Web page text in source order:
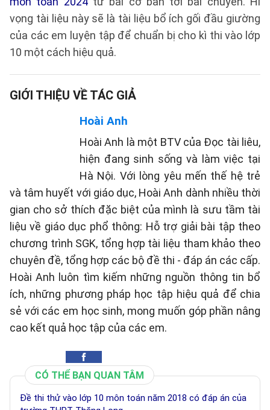
vọng tài liệu này sẽ là tài liệu bổ ích gối đầu giường
của các em luyện tập để chuẩn bị cho kì thi vào lớp
10 một cách hiệu quả.
GIỚI THIỆU VỀ TÁC GIẢ
Hoài Anh
Hoài Anh là một BTV của Đọc tài liêu,
hiện đang sinh sống và làm việc tại
Hà Nội. Với lòng yêu mến thế hệ trẻ
và tâm huyết với giáo dục, Hoài Anh dành nhiều thời
gian cho sở thích đặc biệt của mình là sưu tầm tài
liệu về giáo dục phổ thông: Hỗ trợ giải bài tập theo
chương trình SGK, tổng hợp tài liệu tham khảo theo
chuyên đề, tổng hợp các bộ đề thi - đáp án các cấp.
Hoài Anh luôn tìm kiếm những nguồn thông tin bổ
ích, những phương pháp học tập hiệu quả để chia
sẻ với các em học sinh, mong muốn góp phần nâng
cao kết quả học tập của các em.
CÓ THỂ BẠN QUAN TÂM
Đề thi thử vào lớp 10 môn toán năm 2018 có đáp án của